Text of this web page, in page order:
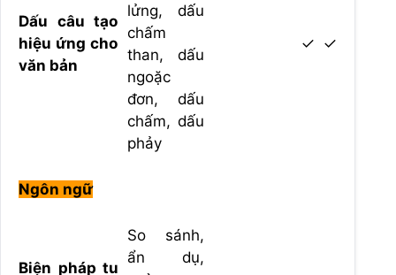
Dấu câu tạo
hiệu ứng cho
văn bản
lửng, dấu
chấm
than, dấu
ngoặc
đơn, dấu
chấm, dấu
phảy
✓ ✓
Ngôn ngữ
Biện pháp tu
So sánh,
ẩn dụ,